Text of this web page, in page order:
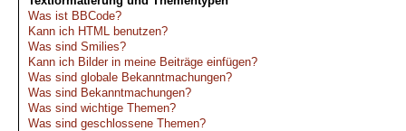
Was ist BBCode?
Kann ich HTML benutzen?
Was sind Smilies?
Kann ich Bilder in meine Beiträge einfügen?
Was sind globale Bekanntmachungen?
Was sind Bekanntmachungen?
Was sind wichtige Themen?
Was sind geschlossene Themen?